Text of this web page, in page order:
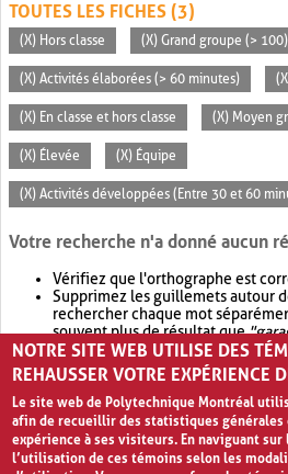
TOUTES LES FICHES (3)
(X) Hors classe (X) Grand groupe (> 100)
(X) Activités élaborées (> 60 minutes)
(X) En classe et hors classe (X) Moyen
(X) Élevée (X) Équipe
(X) Activités développées (Entre 30 et 60
Votre recherche n'a donné aucun
Vérifiez que l'orthographe est
Supprimez les guillemets autour
rechercher chaque mot
souvent plus de résultat que
Envisagez d'élargir votre
retournera souvent plus de
NOTRE SITE WEB UTILISE DES
REHAUSSER VOTRE EXPÉRIENCE
Le site web de Polytechnique Montréal
afin de recueillir des statistiques
expérience à ses visiteurs. En naviguant
l’utilisation de ces témoins selon les